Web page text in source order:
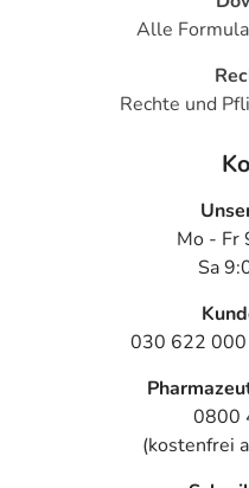
Alle
Rechte und
Mo - Fr
Sa
030 622
0800
(kostenfrei